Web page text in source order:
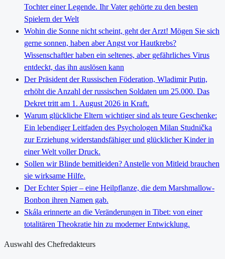
Tochter einer Legende. Ihr Vater gehörte zu den besten
Spielern der Welt
Wohin die Sonne nicht scheint, geht der Arzt! Mögen Sie sich
gerne sonnen, haben aber Angst vor Hautkrebs?
Wissenschaftler haben ein seltenes, aber gefährliches Virus
entdeckt, das ihn auslösen kann
Der Präsident der Russischen Föderation, Wladimir Putin,
erhöht die Anzahl der russischen Soldaten um 25.000. Das
Dekret tritt am 1. August 2026 in Kraft.
Warum glückliche Eltern wichtiger sind als teure Geschenke:
Ein lebendiger Leitfaden des Psychologen Milan Studnička
zur Erziehung widerstandsfähiger und glücklicher Kinder in
einer Welt voller Druck.
Sollen wir Blinde bemitleiden? Anstelle von Mitleid brauchen
sie wirksame Hilfe.
Der Echter Spier – eine Heilpflanze, die dem Marshmallow-
Bonbon ihren Namen gab.
Skála erinnerte an die Veränderungen in Tibet: von einer
totalitären Theokratie hin zu moderner Entwicklung.
Auswahl des Chefredakteurs